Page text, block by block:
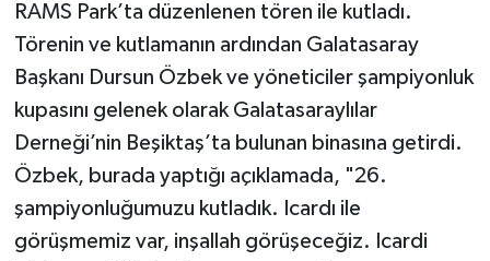
RAMS Park’ta düzenlenen tören ile kutladı.
Törenin ve kutlamanın ardından Galatasaray
Başkanı Dursun Özbek ve yöneticiler şampiyonluk
kupasını gelenek olarak Galatasaraylılar
Derneği’nin Beşiktaş’ta bulunan binasına getirdi.
Özbek, burada yaptığı açıklamada, "26.
şampiyonluğumuzu kutladık. Icardı ile
görüşmemiz var, inşallah görüşeceğiz. Icardi
KÜLTÜR SANAT